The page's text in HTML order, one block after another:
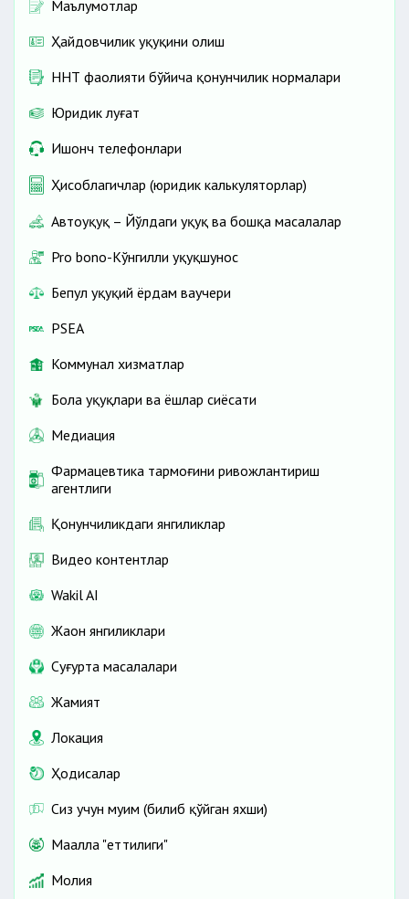
Маълумотлар
Ҳайдовчилик ҳуқуқини олиш
ННТ фаолияти бўйича қонунчилик нормалари
Юридик луғат
Ишонч телефонлари
Ҳисоблагичлар (юридик калькуляторлар)
Автоҳуқуқ – Йўлдаги ҳуқуқ ва бошқа масалалар
Pro bono-Кўнгилли ҳуқуқшунос
Бепул ҳуқуқий ёрдам ваучери
PSEA
Коммунал хизматлар
Бола ҳуқуқлари ва ёшлар сиёсати
Медиация
Фармацевтика тармоғини ривожлантириш
агентлиги
Қонунчиликдаги янгиликлар
Видео контентлар
Wakil AI
Жаҳон янгиликлари
Cуғурта масалалари
Жамият
Локация
Ҳодисалар
Сиз учун муҳим (билиб қўйган яхши)
Маҳалла "еттилиги"
Молия